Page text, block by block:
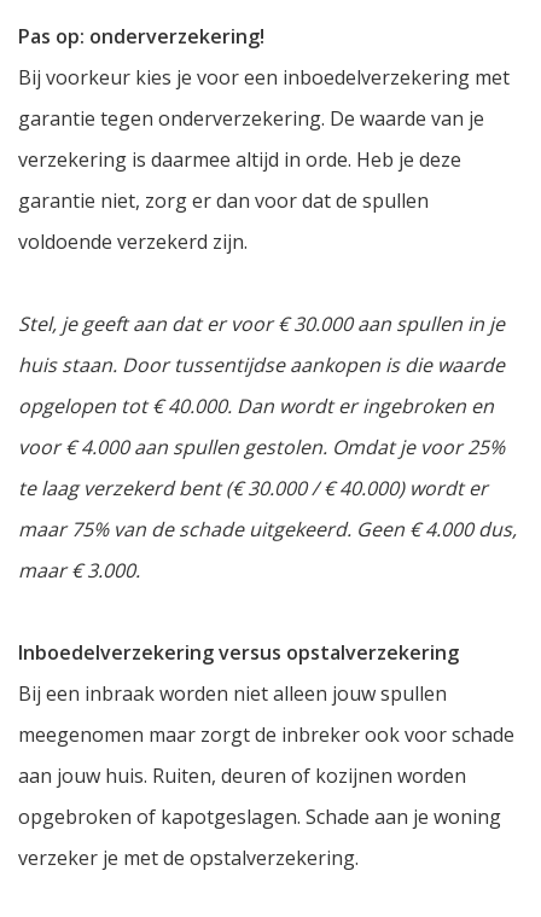
Pas op: onderverzekering!
Bij voorkeur kies je voor een inboedelverzekering met
garantie tegen onderverzekering. De waarde van je
verzekering is daarmee altijd in orde. Heb je deze
garantie niet, zorg er dan voor dat de spullen
voldoende verzekerd zijn.
Stel, je geeft aan dat er voor € 30.000 aan spullen in je
huis staan. Door tussentijdse aankopen is die waarde
opgelopen tot € 40.000. Dan wordt er ingebroken en
voor € 4.000 aan spullen gestolen. Omdat je voor 25%
te laag verzekerd bent (€ 30.000 / € 40.000) wordt er
maar 75% van de schade uitgekeerd. Geen € 4.000 dus,
maar € 3.000.
Inboedelverzekering versus opstalverzekering
Bij een inbraak worden niet alleen jouw spullen
meegenomen maar zorgt de inbreker ook voor schade
aan jouw huis. Ruiten, deuren of kozijnen worden
opgebroken of kapotgeslagen. Schade aan je woning
verzeker je met de opstalverzekering.